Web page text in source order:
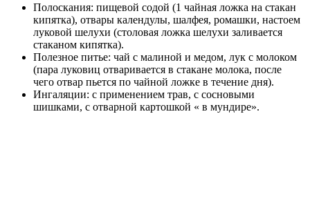
Полоскания: пищевой содой (1 чайная ложка на стакан
кипятка), отвары календулы, шалфея, ромашки, настоем
луковой шелухи (столовая ложка шелухи заливается
стаканом кипятка).
Полезное питье: чай с малиной и медом, лук с молоком
(пара луковиц отваривается в стакане молока, после
чего отвар пьется по чайной ложке в течение дня).
Ингаляции: с применением трав, с сосновыми
шишками, с отварной картошкой « в мундире».